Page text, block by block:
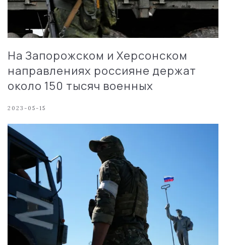
На Запорожском и Херсонском
направлениях россияне держат
около 150 тысяч военных
2023-05-15